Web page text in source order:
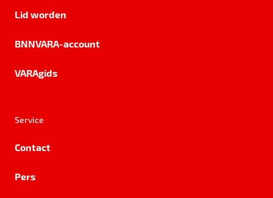
Lid worden
BNNVARA-account
VARAgids
Service
Contact
Pers